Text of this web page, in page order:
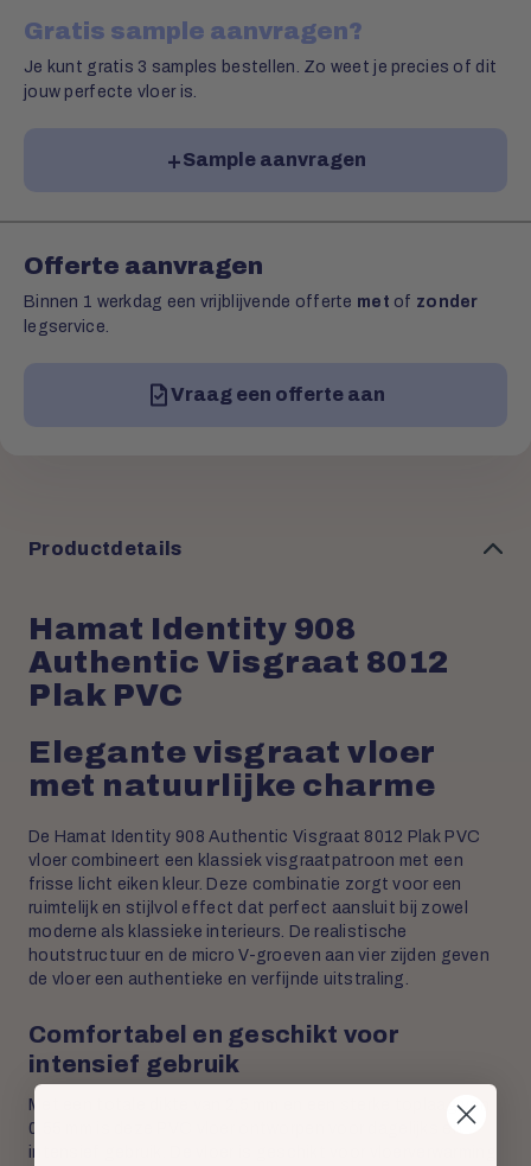
Gratis sample aanvragen?
Je kunt gratis 3 samples bestellen. Zo weet je precies of dit
jouw perfecte vloer is.
Sample aanvragen
Offerte aanvragen
Binnen 1 werkdag een vrijblijvende offerte met of zonder
legservice.
Vraag een offerte aan
Productdetails
Hamat Identity 908
Authentic Visgraat 8012
Plak PVC
Elegante visgraat vloer
met natuurlijke charme
De Hamat Identity 908 Authentic Visgraat 8012 Plak PVC
vloer combineert een klassiek visgraatpatroon met een
frisse licht eiken kleur. Deze combinatie zorgt voor een
ruimtelijk en stijlvol effect dat perfect aansluit bij zowel
moderne als klassieke interieurs. De realistische
houtstructuur en de micro V-groeven aan vier zijden geven
de vloer een authentieke en verfijnde uitstraling.
Comfortabel en geschikt voor
intensief gebruik
Met een totale dikte van 2,5 mm en een sterke toplaag van
0,55 mm is deze PVC vloer ontworpen voor dagelijks en
intensief gebruik. De vloer is geschikt voor vloerverwarming